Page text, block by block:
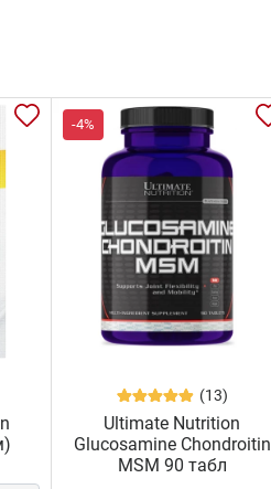
-4%
(13)
Ultimate Nutrition
Glucosamine Chondroitin
MSM 90 табл